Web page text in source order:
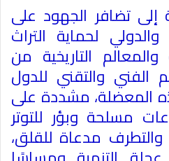
إلى تضافر الجهود على
لحماية التراث
التاريخية من
الفني والتقني للدول
المعضلة، مشددة على
مسلحة وبؤر للتوتر
مدعاة للقلق،